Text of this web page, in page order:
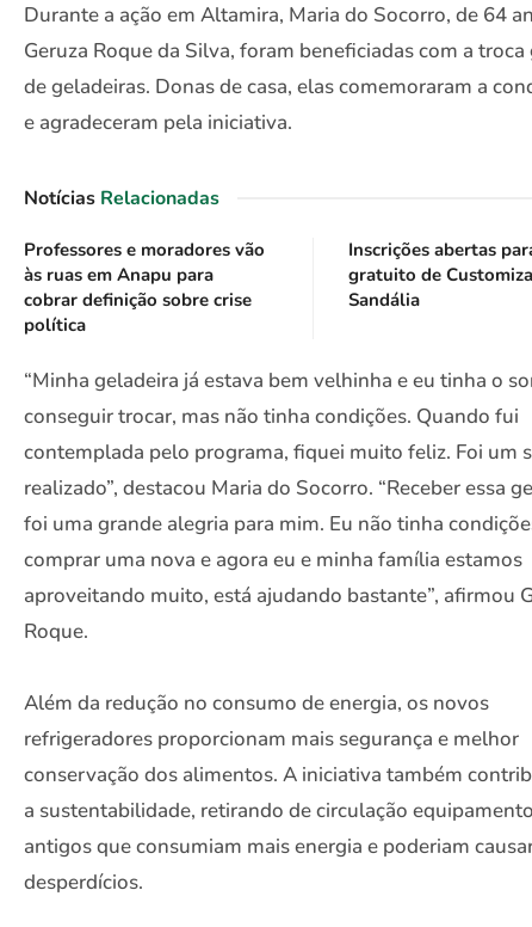
Durante a ação em Altamira, Maria do Socorro, de 64
Geruza Roque da Silva, foram beneficiadas com a
de geladeiras. Donas de casa, elas comemoraram a
e agradeceram pela iniciativa.
Notícias Relacionadas
Professores e moradores vão
às ruas em Anapu para
cobrar definição sobre crise
política
Inscrições abertas
gratuito de
Sandália
“Minha geladeira já estava bem velhinha e eu tinha o
conseguir trocar, mas não tinha condições. Quando fui
contemplada pelo programa, fiquei muito feliz. Foi um
realizado”, destacou Maria do Socorro. “Receber essa
foi uma grande alegria para mim. Eu não tinha
comprar uma nova e agora eu e minha família estamos
aproveitando muito, está ajudando bastante”, afirmou
Roque.
Além da redução no consumo de energia, os novos
refrigeradores proporcionam mais segurança e melhor
conservação dos alimentos. A iniciativa também
a sustentabilidade, retirando de circulação
antigos que consumiam mais energia e poderiam
desperdícios.